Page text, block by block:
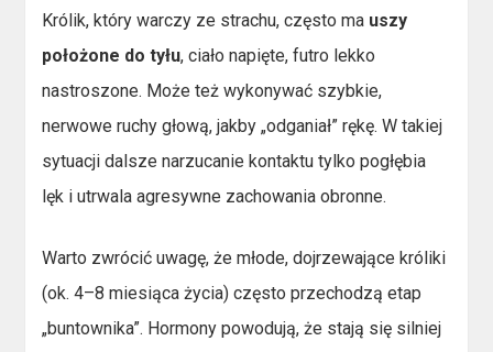
Królik, który warczy ze strachu, często ma uszy
położone do tyłu, ciało napięte, futro lekko
nastroszone. Może też wykonywać szybkie,
nerwowe ruchy głową, jakby „odganiał” rękę. W takiej
sytuacji dalsze narzucanie kontaktu tylko pogłębia
lęk i utrwala agresywne zachowania obronne.
Warto zwrócić uwagę, że młode, dojrzewające króliki
(ok. 4–8 miesiąca życia) często przechodzą etap
„buntownika”. Hormony powodują, że stają się silniej